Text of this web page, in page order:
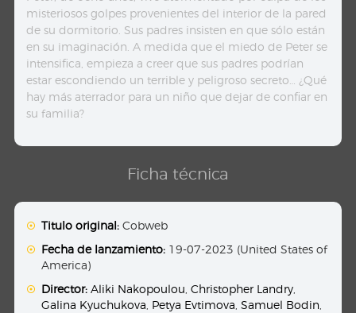
misteriosos golpes provenientes del interior de la pared
de su dormitorio. Sus padres insisten en que sólo están
en su imaginación. A medida que el miedo de Peter se
intensifica, empieza a creer que sus padres podrían
estar escondiendo un terrible y peligroso secreto… ¿Qué
hay más aterrador para un niño que dejar de confiar en
su familia?
Ficha técnica
Titulo original: Cobweb
Fecha de lanzamiento: 19-07-2023 (United States of
America)
Director: Aliki Nakopoulou ,Christopher Landry
Galina Kyuchukova Petya Evtimova ,Samuel Bodin